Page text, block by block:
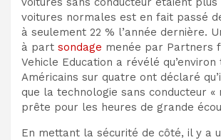
voitures normales est en fait passé
à seulement 22 % l’année dernière.
à part sondage menée par Partners
Vehicle Education a révélé qu’environ
Américains sur quatre ont déclaré
que la technologie sans conducteur «
prête pour les heures de grande
En mettant la sécurité de côté, il y a